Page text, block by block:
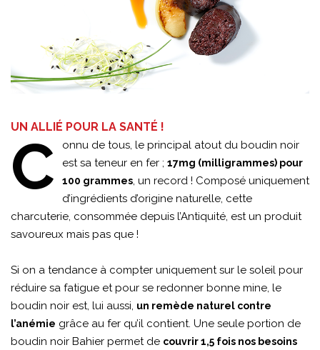
UN ALLIÉ POUR LA SANTÉ !
C
onnu de tous, le principal atout du boudin noir
est sa teneur en fer ; 17mg (milligrammes) pour
100 grammes, un record ! Composé uniquement
d’ingrédients d’origine naturelle, cette
charcuterie, consommée depuis l’Antiquité, est un produit
savoureux mais pas que !
Si on a tendance à compter uniquement sur le soleil pour
réduire sa fatigue et pour se redonner bonne mine, le
boudin noir est, lui aussi, un remède naturel contre
l’anémie grâce au fer qu’il contient. Une seule portion de
boudin noir Bahier permet de couvrir 1,5 fois nos besoins